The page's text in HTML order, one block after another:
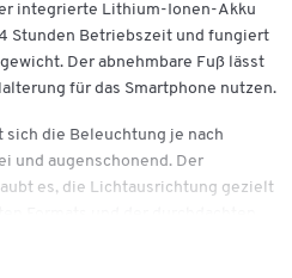
integrierte Lithium-Ionen-Akku
Stunden Betriebszeit und fungiert
Der abnehmbare Fuß lässt
für das Smartphone nutzen.
die Beleuchtung je nach
und augenschonend. Der
es, die Lichtausrichtung gezielt
Formats und der durchdachten
in weißgrauer Ausführung